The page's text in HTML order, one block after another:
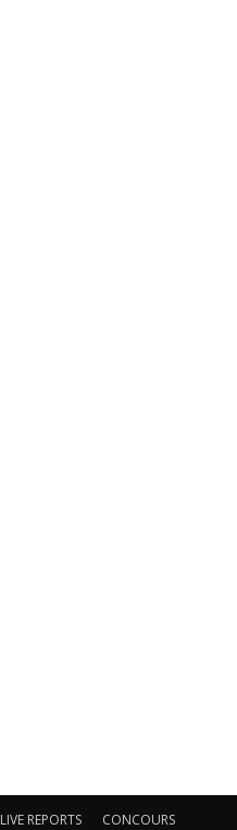
LIVE REPORTS CONCOURS